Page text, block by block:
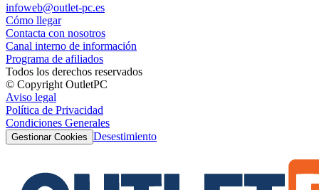
infoweb@outlet-pc.es
Cómo llegar
Contacta con nosotros
Canal interno de información
Programa de afiliados
Todos los derechos reservados
© Copyright OutletPC
Aviso legal
Política de Privacidad
Condiciones Generales
Gestionar Cookies Desestimiento